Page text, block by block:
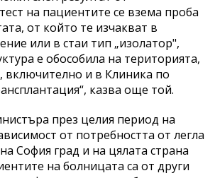
на пациентите се взема проба
от който те изчакват в
или в стаи тип „изолатор",
е обособила на територията,
включително и в Клиника по
казва още той.
през целия период на
от потребността от легла
София град и на цялата страна
на болницата са от други